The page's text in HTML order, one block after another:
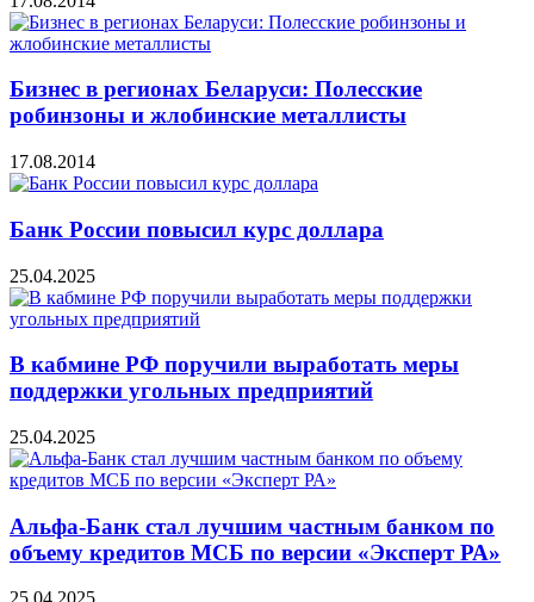
Бизнес в регионах Беларуси: Полесские
робинзоны и жлобинские металлисты
17.08.2014
Банк России повысил курс доллара
25.04.2025
В кабмине РФ поручили выработать меры
поддержки угольных предприятий
25.04.2025
Альфа-Банк стал лучшим частным банком по
объему кредитов МСБ по версии «Эксперт РА»